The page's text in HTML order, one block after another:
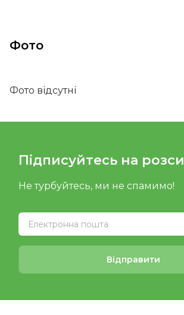
Фото
Фото відсутні
Підписуйтесь на
Не турбуйтесь, ми не спамимо!
Відправити